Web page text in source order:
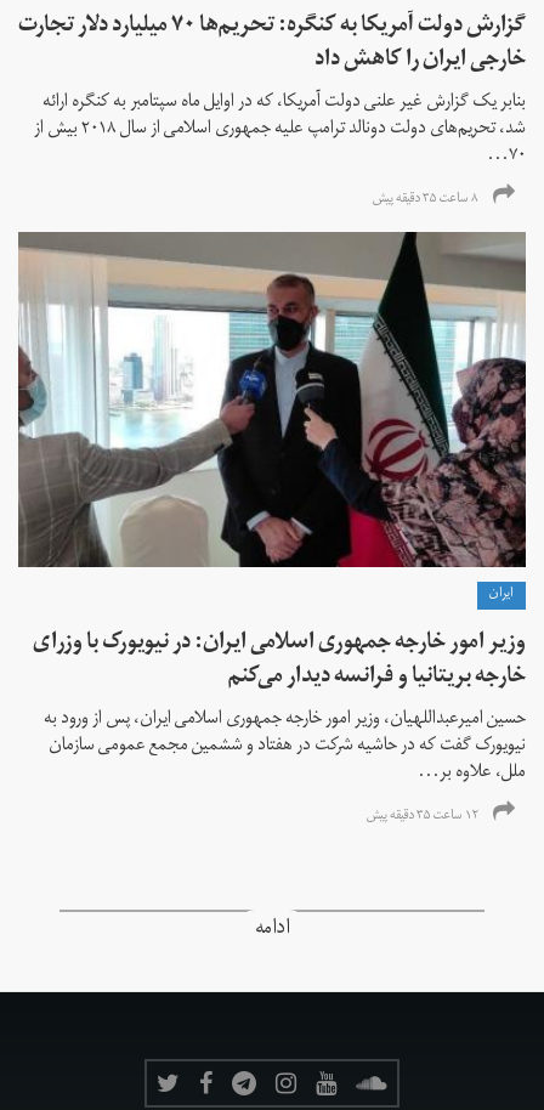
گزارش دولت آمریکا به کنگره: تحریم‌ها ۷۰ میلیارد دلار تجارت
خارجی ایران را کاهش داد
بنابر یک گزارش غیر علنی دولت آمریکا، که در اوایل ماه سپتامبر به کنگره ارائه
شد، تحریم‌های دولت دونالد ترامپ علیه جمهوری اسلامی از سال ۲۰۱۸ بیش از
۷۰...
۸ ساعت ۳۵ دقیقه پیش
ايران
وزیر امور خارجه جمهوری اسلامی ایران: در نیویورک با وزرای
خارجه بریتانیا و فرانسه دیدار می‌کنم
حسین امیرعبداللهیان، وزیر امور خارجه جمهوری اسلامی ایران، پس از ورود به
نیویورک گفت که در حاشیه شرکت در هفتاد و ششمین مجمع عمومی سازمان
ملل، علاوه بر...
۱۲ ساعت ۳۵ دقیقه پیش
ادامه